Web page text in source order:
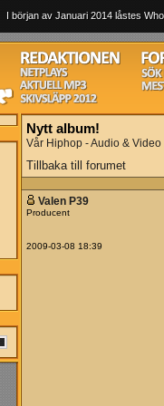
I början av Januari 2014 låstes
Nytt album!
Vår Hiphop - Audio & Video
Tillbaka till forumet
Valen P39
Producent
2009-03-08 18:39